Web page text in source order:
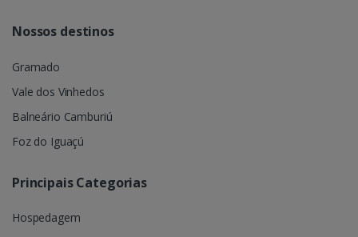
Nossos destinos
Gramado
Vale dos Vinhedos
Balneário Camburiú
Foz do Iguaçú
Principais Categorias
Hospedagem